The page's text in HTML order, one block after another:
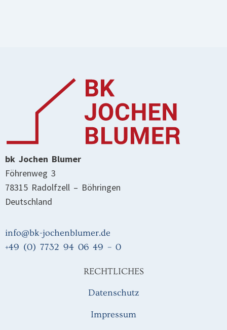
bk Jochen Blumer
Föhrenweg 3
78315 Radolfzell – Böhringen
Deutschland
info@bk-jochenblumer.de
+49 (0) 7732 94 06 49 – 0
RECHTLICHES
Datenschutz
Impressum